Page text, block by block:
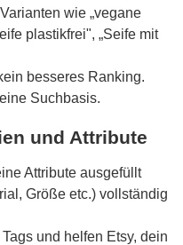
wie „vegane
plastikfrei", „Seife mit
besseres Ranking.
Suchbasis.
und Attribute
Attribute ausgefüllt
Größe etc.) vollständig
und helfen Etsy, dein